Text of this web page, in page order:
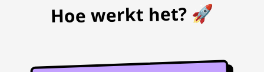
Hoe werkt het? 🚀